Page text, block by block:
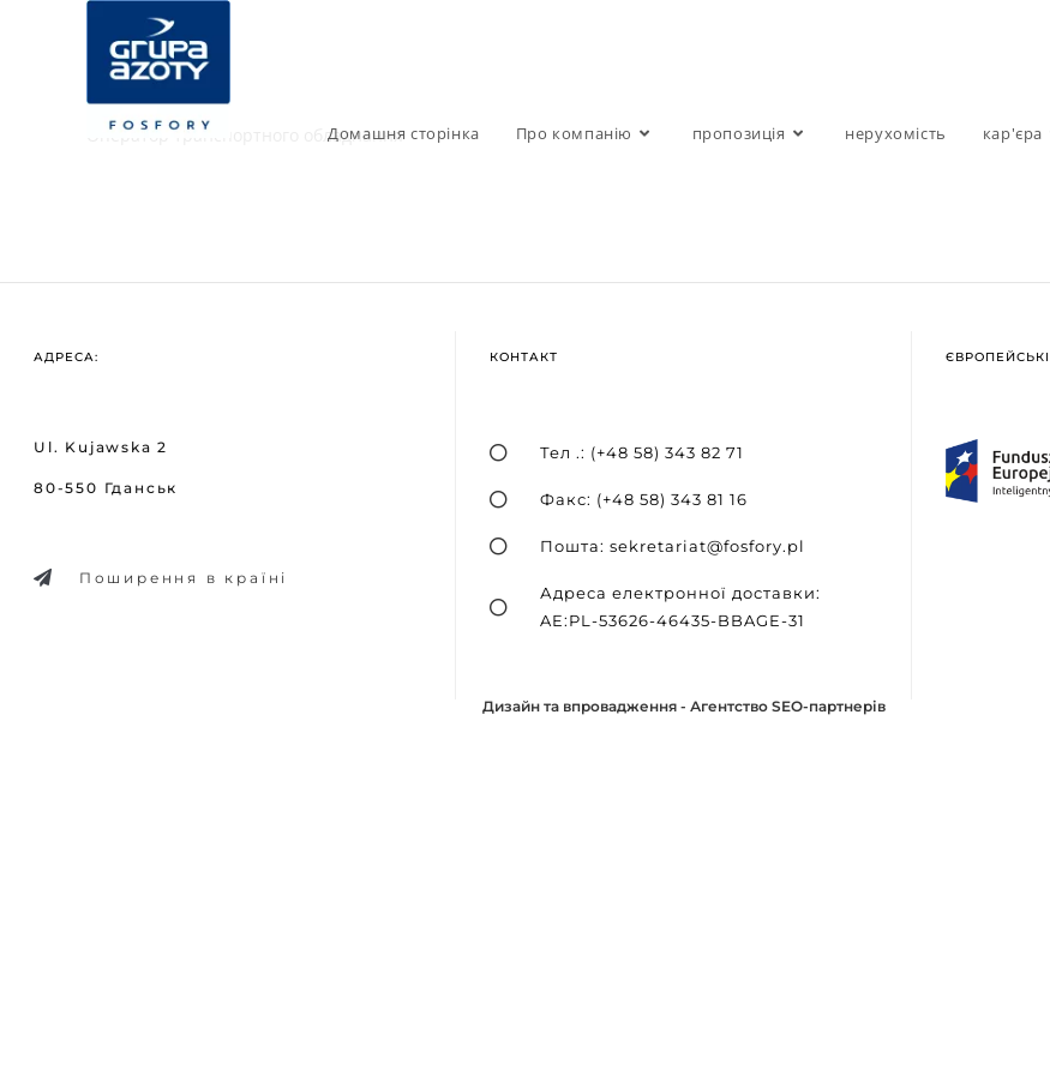
Домашня сторінка Про компанію пропозиція нерухомість кар'єра
Оператор транспортного обладнання
АДРЕСА:
Ul. Kujawska 2
80-550 Гданськ
Поширення в країні
КОНТАКТ
Тел .: (+48 58) 343 82 71
Факс: (+48 58) 343 81 16
Пошта: sekretariat@fosfory.pl
Адреса електронної доставки:
AE:PL-53626-46435-BBAGE-31
Дизайн та впровадження - Агентство SEO-партнерів